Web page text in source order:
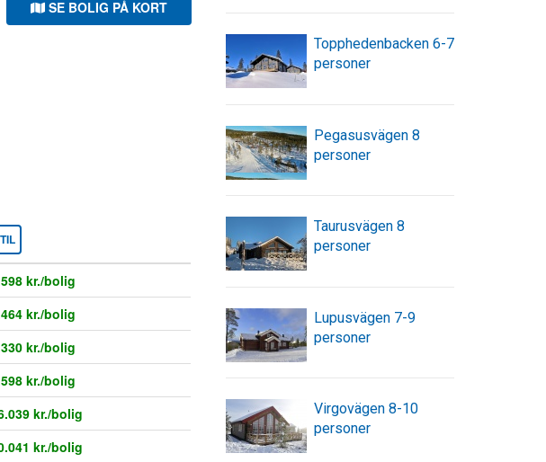
SE BOLIG PÅ KORT
kr./bolig
kr./bolig
kr./bolig
kr./bolig
kr./bolig
kr./bolig
Topphedenbacken 6-7
personer
Pegasusvägen 8
personer
Taurusvägen 8
personer
Lupusvägen 7-9
personer
Virgovägen 8-10
personer